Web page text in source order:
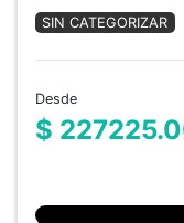
SIN CATEGORIZAR
Desde
$